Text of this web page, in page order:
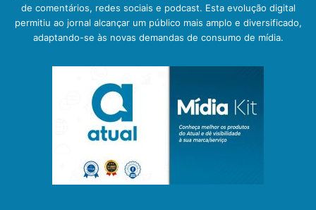
de comentários, redes sociais e podcast. Esta evolução digital
permitiu ao jornal alcançar um público mais amplo e diversificado,
adaptando-se às novas demandas de consumo de mídia.